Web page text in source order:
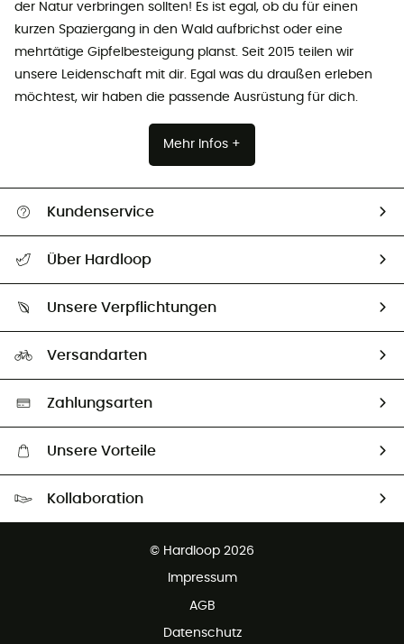
der Natur verbringen sollten! Es ist egal, ob du für einen
kurzen Spaziergang in den Wald aufbrichst oder eine
mehrtätige Gipfelbesteigung planst. Seit 2015 teilen wir
unsere Leidenschaft mit dir. Egal was du draußen erleben
möchtest, wir haben die passende Ausrüstung für dich.
Mehr Infos +
Kundenservice
Größentabelle
Vertrag widerrufen
Über Hardloop
Unsere Botschafter
Unsere Verpflichtungen
Auswahl an nachhaltigen Produkten
Versandarten
Zahlungsarten
Unsere Vorteile
Kollaboration
© Hardloop 2026
Impressum
AGB
Datenschutz